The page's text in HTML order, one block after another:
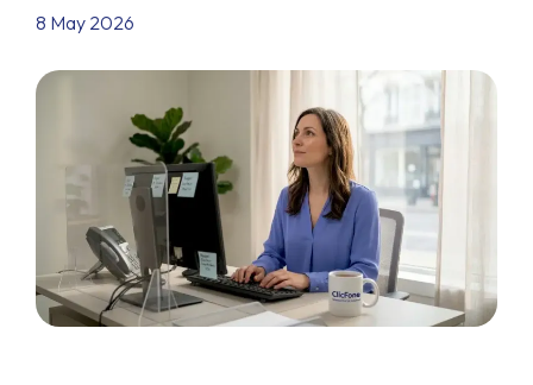
8 May 2026